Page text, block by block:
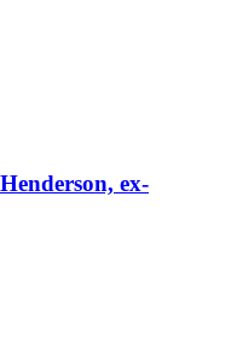
ex-